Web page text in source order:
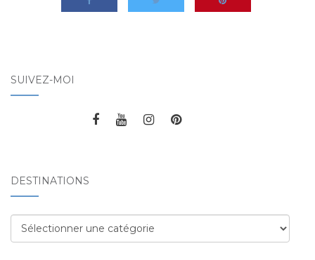
SUIVEZ-MOI
DESTINATIONS
Destinations